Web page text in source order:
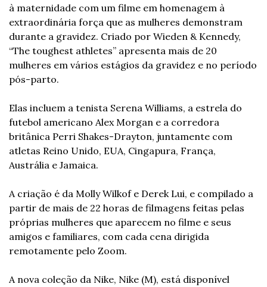
à maternidade com um filme em homenagem à
extraordinária força que as mulheres demonstram
durante a gravidez. Criado por Wieden & Kennedy,
“The toughest athletes” apresenta mais de 20
mulheres em vários estágios da gravidez e no período
pós-parto.
Elas incluem a tenista Serena Williams, a estrela do
futebol americano Alex Morgan e a corredora
britânica Perri Shakes-Drayton, juntamente com
atletas Reino Unido, EUA, Cingapura, França,
Austrália e Jamaica.
A criação é da Molly Wilkof e Derek Lui, e compilado a
partir de mais de 22 horas de filmagens feitas pelas
próprias mulheres que aparecem no filme e seus
amigos e familiares, com cada cena dirigida
remotamente pelo Zoom.
A nova coleção da Nike, Nike (M), está disponível